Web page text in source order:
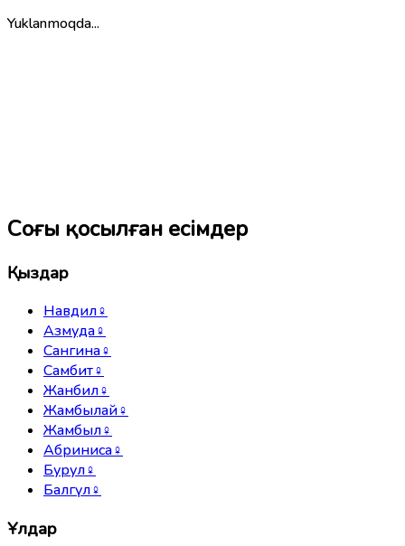
Yuklanmoqda...
Соңғы қосылған есімдер
Қыздар
Навдил♀
Азмуда♀
Сангина♀
Самбит♀
Жанбил♀
Жамбылай♀
Жамбыл♀
Абриниса♀
Бурул♀
Балгүл♀
Ұлдар